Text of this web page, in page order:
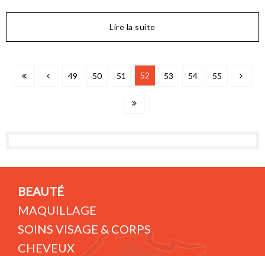
Lire la suite
49 50 51 52 53 54 55
BEAUTÉ
MAQUILLAGE
SOINS VISAGE & CORPS
CHEVEUX